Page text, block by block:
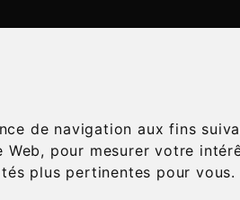
de navigation aux fins
Web, pour mesurer votre
plus pertinentes pour vous.